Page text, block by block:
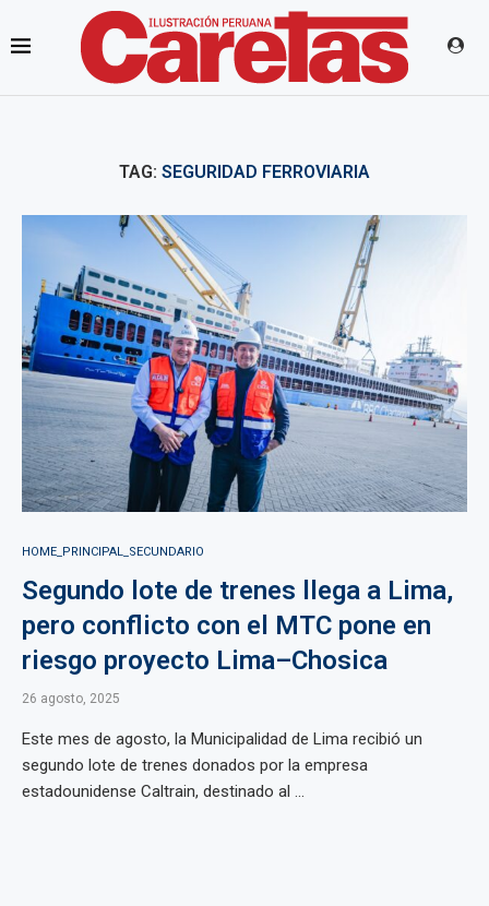
TAG: SEGURIDAD FERROVIARIA
HOME_PRINCIPAL_SECUNDARIO
Segundo lote de trenes llega a Lima,
pero conflicto con el MTC pone en
riesgo proyecto Lima–Chosica
26 agosto, 2025
Este mes de agosto, la Municipalidad de Lima recibió un
segundo lote de trenes donados por la empresa
estadounidense Caltrain, destinado al ...